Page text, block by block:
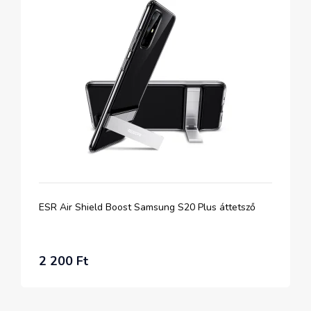
ESR Air Shield Boost Samsung S20 Plus áttetsző
2 200 Ft